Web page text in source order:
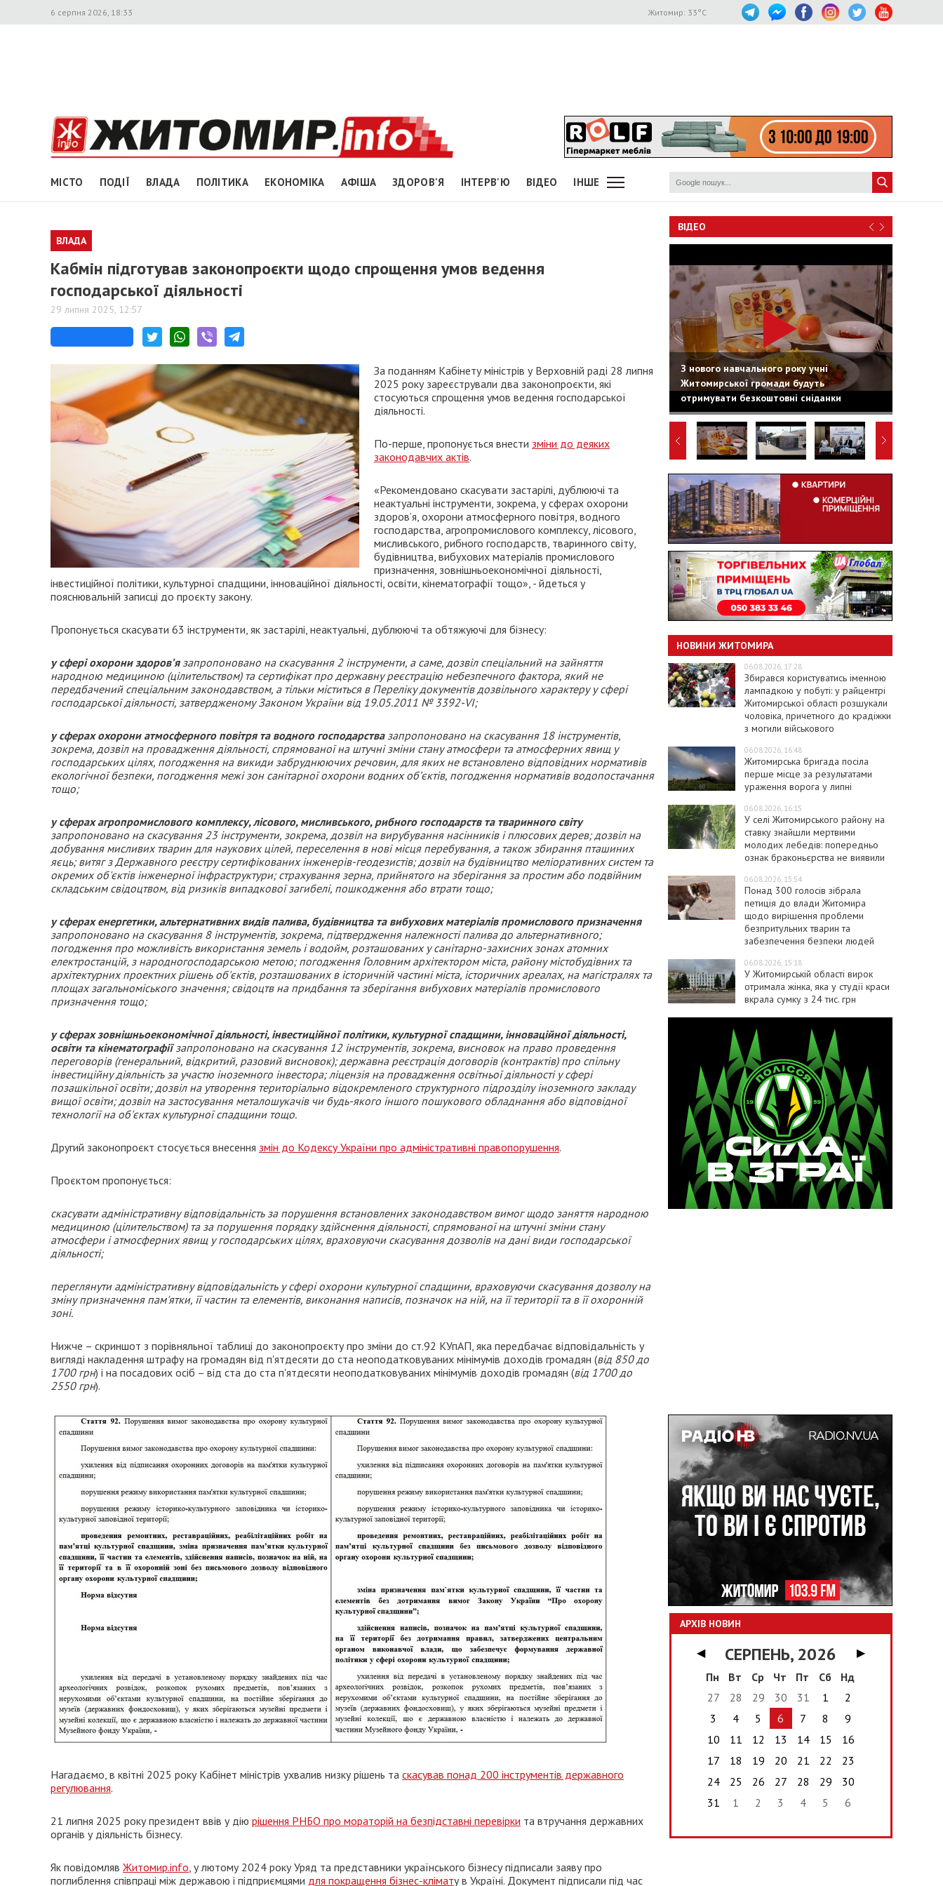
6 серпня 2026, 18:33 Житомир: 33°C
МІСТО ПОДІЇ ВЛАДА ПОЛІТИКА ЕКОНОМІКА АФІША ЗДОРОВ'Я ІНТЕРВ'Ю ВІДЕО ІНШЕ
ВЛАДА
Кабмін підготував законопроєкти щодо спрощення умов ведення
господарської діяльності
29 липня 2025, 12:57
За поданням Кабінету міністрів у Верховній раді 28 липня
2025 року зареєстрували два законопроєкти, які
стосуються спрощення умов ведення господарської
діяльності.
По-перше, пропонується внести зміни до деяких
законодавчих актів.
«Рекомендовано скасувати застарілі, дублюючі та
неактуальні інструменти, зокрема, у сферах охорони
здоров’я, охорони атмосферного повітря, водного
господарства, агропромислового комплексу, лісового,
мисливського, рибного господарств, тваринного світу,
будівництва, вибухових матеріалів промислового
призначення, зовнішньоекономічної діяльності,
інвестиційної політики, культурної спадщини, інноваційної діяльності, освіти, кінематографії тощо», - йдеться у
пояснювальній записці до проєкту закону.
Пропонується скасувати 63 інструменти, як застарілі, неактуальні, дублюючі та обтяжуючі для бізнесу:
у сфері охорони здоров’язапропоновано на скасування 2 інструменти, а саме, дозвіл спеціальний на зайняття
народною медициною (цілительством) та сертифікат про державну реєстрацію небезпечного фактора, який не
передбачений спеціальним законодавством, а тільки міститься в Переліку документів дозвільного характеру у сфері
господарської діяльності, затвердженому Законом України від 19.05.2011 № 3392-VI;
у сферах охорони атмосферного повітря та водного господарствазапропоновано на скасування 18 інструментів,
зокрема, дозвіл на провадження діяльності, спрямованої на штучні зміни стану атмосфери та атмосферних явищ у
господарських цілях, погодження на викиди забруднюючих речовин, для яких не встановлено відповідних нормативів
екологічної безпеки, погодження межі зон санітарної охорони водних об’єктів, погодження нормативів водопостачання
тощо;
у сферах агропромислового комплексу, лісового, мисливського, рибного господарств та тваринного світу
запропоновано на скасування 23 інструменти, зокрема, дозвіл на вирубування насінників і плюсових дерев; дозвіл на
добування мисливих тварин для наукових цілей, переселення в нові місця перебування, а також збирання пташиних
яєць; витяг з Державного реєстру сертифікованих інженерів-геодезистів; дозвіл на будівництво меліоративних систем та
окремих об'єктів інженерної інфраструктури; страхування зерна, прийнятого на зберігання за простим або подвійним
складським свідоцтвом, від ризиків випадкової загибелі, пошкодження або втрати тощо;
у сферах енергетики, альтернативних видів палива, будівництва та вибухових матеріалів промислового призначення
запропоновано на скасування 8 інструментів, зокрема, підтвердження належності палива до альтернативного;
погодження про можливість використання земель і водойм, розташованих у санітарно-захисних зонах атомних
електростанцій, з народногосподарською метою; погодження Головним архітектором міста, району містобудівних та
архітектурних проектних рішень об'єктів, розташованих в історичній частині міста, історичних ареалах, на магістралях та
площах загальноміського значення; свідоцтв на придбання та зберігання вибухових матеріалів промислового
призначення тощо;
у сферах зовнішньоекономічної діяльності, інвестиційної політики, культурної спадщини, інноваційної діяльності,
освіти та кінематографіїзапропоновано на скасування 12 інструментів, зокрема, висновок на право проведення
переговорів (генеральний, відкритий, разовий висновок); державна реєстрація договорів (контрактів) про спільну
інвестиційну діяльність за участю іноземного інвестора; ліцензія на провадження освітньої діяльності у сфері
позашкільної освіти; дозвіл на утворення територіально відокремленого структурного підрозділу іноземного закладу
вищої освіти; дозвіл на застосування металошукачів чи будь-якого іншого пошукового обладнання або відповідної
технології на об'єктах культурної спадщини тощо.
Другий законопроєкт стосується внесення змін до Кодексу України про адміністративні правопорушення.
Проєктом пропонується:
скасувати адміністративну відповідальність за порушення встановлених законодавством вимог щодо заняття народною
медициною (цілительством) та за порушення порядку здійснення діяльності, спрямованої на штучні зміни стану
атмосфери і атмосферних явищ у господарських цілях, враховуючи скасування дозволів на дані види господарської
діяльності;
переглянути адміністративну відповідальність у сфері охорони культурної спадщини, враховуючи скасування дозволу на
зміну призначення пам'ятки, її частин та елементів, виконання написів, позначок на ній, на її території та в її охоронній
зоні.
Нижче – скриншот з порівняльної таблиці до законопроєкту про зміни до ст.92 КУпАП, яка передбачає відповідальність у
вигляді накладення штрафу на громадян від п'ятдесяти до ста неоподатковуваних мінімумів доходів громадян (від 850 до
1700 грн) і на посадових осіб – від ста до ста п'ятдесяти неоподатковуваних мінімумів доходів громадян (від 1700 до
2550 грн).
Нагадаємо, в квітні 2025 року Кабінет міністрів ухвалив низку рішень та скасував понад 200 інструментів державного
регулювання.
21 липня 2025 року президент ввів у дію рішення РНБО про мораторій на безпідставні перевірки та втручання державних
органів у діяльність бізнесу.
Як повідомляв Житомир.info, у лютому 2024 року Уряд та представники українського бізнесу підписали заяву про
поглиблення співпраці між державою і підприємцями для покращення бізнес-клімату в Україні. Документ підписали під час
ВІДЕО
З нового навчального року учні
Житомирської громади будуть
отримувати безкоштовні сніданки
НОВИНИ ЖИТОМИРА
06.08.2026, 17:28
Збирався користуватись іменною
лампадкою у побуті: у райцентрі
Житомирської області розшукали
чоловіка, причетного до крадіжки
з могили військового
06.08.2026, 16:48
Житомирська бригада посіла
перше місце за результатами
ураження ворога у липні
06.08.2026, 16:15
У селі Житомирського району на
ставку знайшли мертвими
молодих лебедів: попередньо
ознак браконьєрства не виявили
06.08.2026, 15:54
Понад 300 голосів зібрала
петиція до влади Житомира
щодо вирішення проблеми
безпритульних тварин та
забезпечення безпеки людей
06.08.2026, 15:18
У Житомирській області вирок
отримала жінка, яка у студії краси
вкрала сумку з 24 тис. грн
АРХІВ НОВИН
◀ СЕРПЕНЬ, 2026
▶
Пн
Вт Ср Чт Пт Сб
Нд
27
28 29 30 31 1
2
3
4 5 6 7 8
9
10
11 12 13 14 15
16
17
18 19 20 21 22
23
24
25 26 27 28 29
30
31
1 2 3 4 5 6